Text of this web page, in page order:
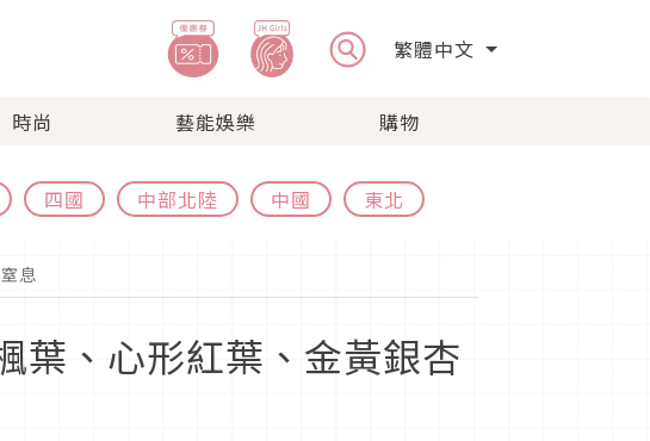
繁體中文
時尚 藝能娛樂 購物
四國 中部北陸 中國 東北
息
葉、心形紅葉、金黃銀杏